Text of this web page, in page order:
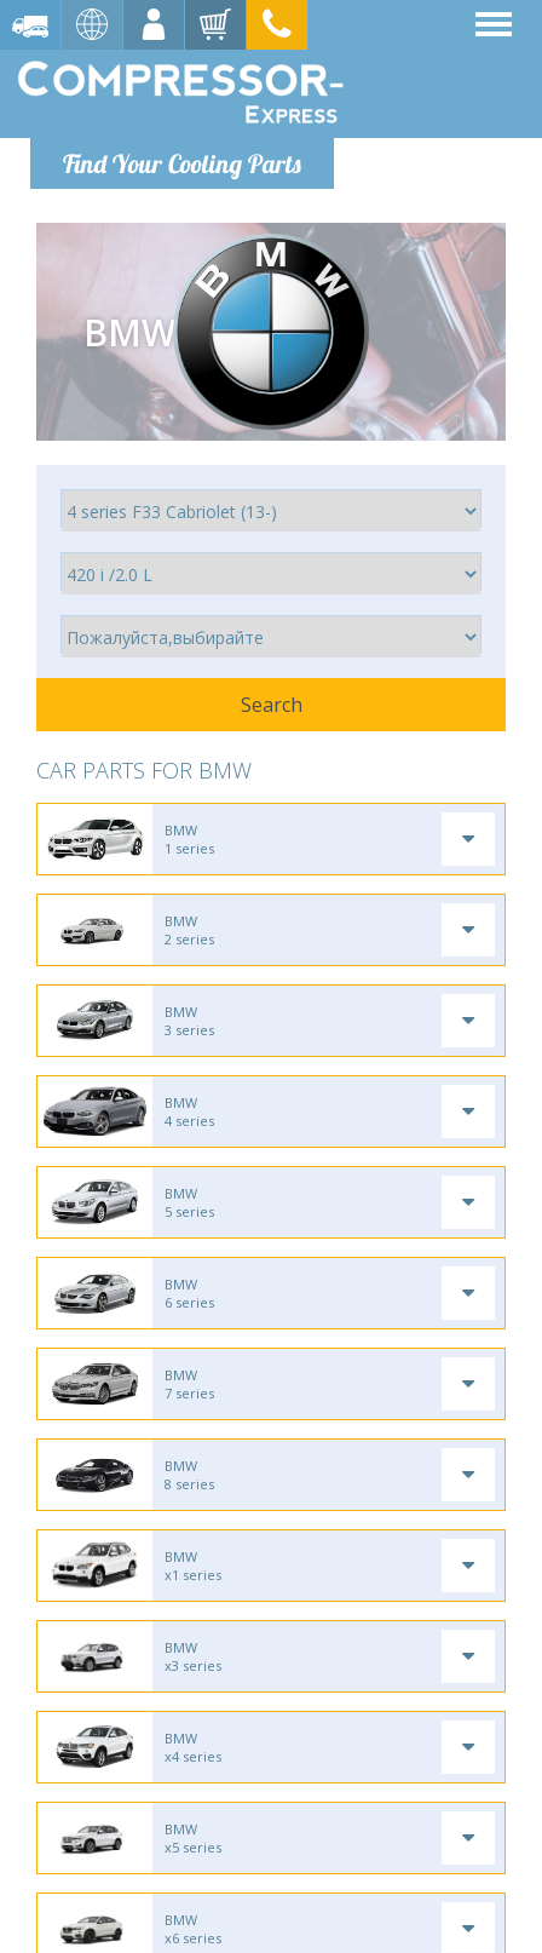
Find Your Cooling Parts
BMW
CAR PARTS FOR BMW
BMW
1 series
BMW
2 series
BMW
3 series
BMW
4 series
BMW
5 series
BMW
6 series
BMW
7 series
BMW
8 series
BMW
x1 series
BMW
x3 series
BMW
x4 series
BMW
x5 series
BMW
x6 series